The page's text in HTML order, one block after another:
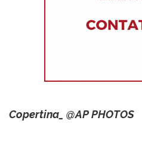
Copertina_ @AP PHOTOS